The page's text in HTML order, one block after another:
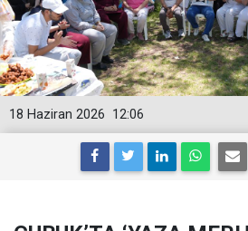
12:06
18 Haziran 2026